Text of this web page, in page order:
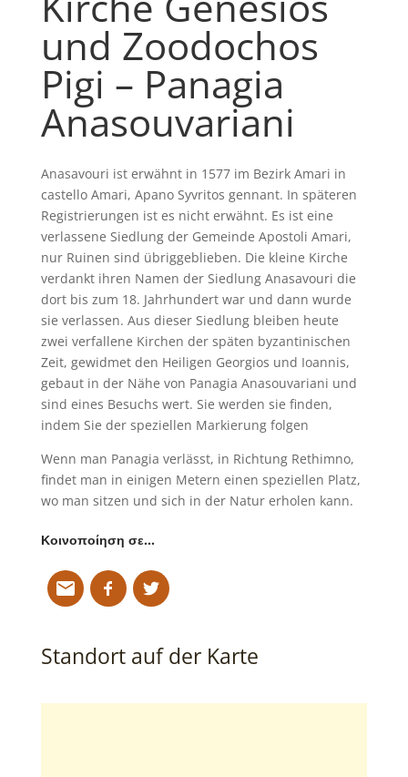
und Zoodochos
Pigi – Panagia
Anasouvariani
Anasavouri ist erwähnt in 1577 im Bezirk Amari in
castello Amari, Apano Syvritos gennant. In späteren
Registrierungen ist es nicht erwähnt. Es ist eine
verlassene Siedlung der Gemeinde Apostoli Amari,
nur Ruinen sind übriggeblieben. Die kleine Kirche
verdankt ihren Namen der Siedlung Anasavouri die
dort bis zum 18. Jahrhundert war und dann wurde
sie verlassen. Aus dieser Siedlung bleiben heute
zwei verfallene Kirchen der späten byzantinischen
Zeit, gewidmet den Heiligen Georgios und Ioannis,
gebaut in der Nähe von Panagia Anasouvariani und
sind eines Besuchs wert. Sie werden sie finden,
indem Sie der speziellen Markierung folgen
Wenn man Panagia verlässt, in Richtung Rethimno,
findet man in einigen Metern einen speziellen Platz,
wo man sitzen und sich in der Natur erholen kann.
Κοινοποίηση σε…
Standort auf der Karte